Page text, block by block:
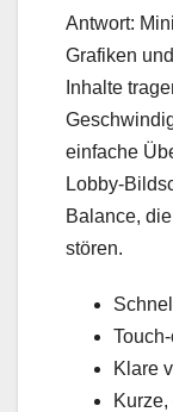
Antwort:
Grafiken
Inhalte
einfache
Lobby-
Balance,
stören.
Klare